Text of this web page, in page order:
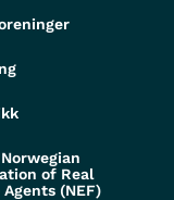
of Real
(NEF)